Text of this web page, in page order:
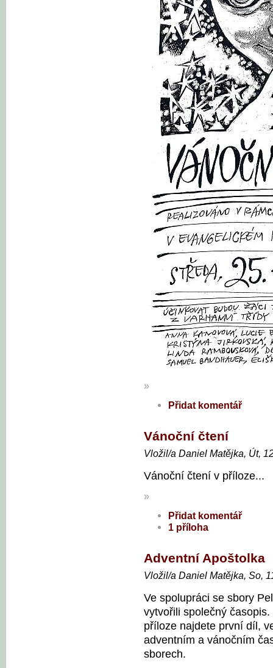
»
Přidat komentář
Vánoční čtení
Vložil/a Daniel Matějka, Út,
Vánoční čtení v příloze...
»
Přidat komentář
1 příloha
Adventní Apoštolka
Vložil/a Daniel Matějka, So,
Ve spolupráci se sbory
vytvořili společný
příloze najdete první díl,
adventním a vánočním
sborech.